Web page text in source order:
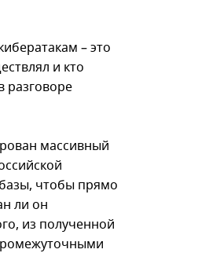
– это
и кто
разговоре
массивный
чтобы прямо
ли он
из полученной